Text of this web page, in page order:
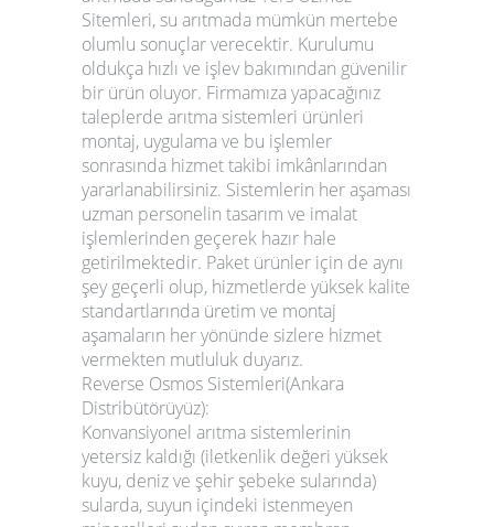
Sitemleri, su arıtmada mümkün mertebe
olumlu sonuçlar verecektir. Kurulumu
oldukça hızlı ve işlev bakımından güvenilir
bir ürün oluyor. Firmamıza yapacağınız
taleplerde arıtma sistemleri ürünleri
montaj, uygulama ve bu işlemler
sonrasında hizmet takibi imkânlarından
yararlanabilirsiniz. Sistemlerin her aşaması
uzman personelin tasarım ve imalat
işlemlerinden geçerek hazır hale
getirilmektedir. Paket ürünler için de aynı
şey geçerli olup, hizmetlerde yüksek kalite
standartlarında üretim ve montaj
aşamaların her yönünde sizlere hizmet
vermekten mutluluk duyarız.
Reverse Osmos Sistemleri(Ankara
Distribütörüyüz):
Konvansiyonel arıtma sistemlerinin
yetersiz kaldığı (iletkenlik değeri yüksek
kuyu, deniz ve şehir şebeke sularında)
sularda, suyun içindeki istenmeyen